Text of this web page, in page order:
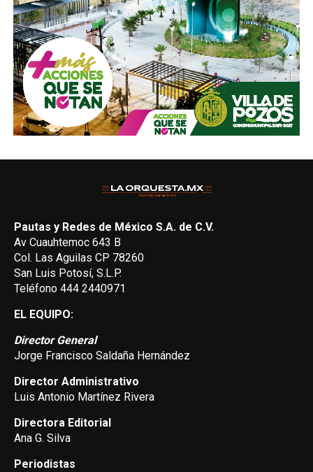
Pautas y Redes de México S.A. de C.V.
Av Cuauhtemoc 643 B
Col. Las Aguilas CP 78260
San Luis Potosí, S.L.P.
Teléfono 444 2440971
EL EQUIPO:
Director General
Jorge Francisco Saldaña Hernández
Director Administrativo
Luis Antonio Martínez Rivera
Directora Editorial
Ana G. Silva
Periodistas